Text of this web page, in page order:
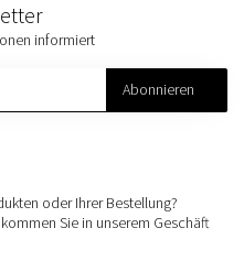
oder Ihrer Bestellung?
Sie in unserem Geschäft
informiert
Abonnieren